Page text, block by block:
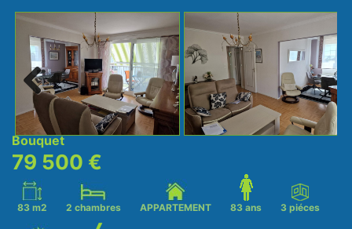
Next
83 m2 2 chambres APPARTEMENT 83 ans 3 piéces
Bouquet
79 500 €